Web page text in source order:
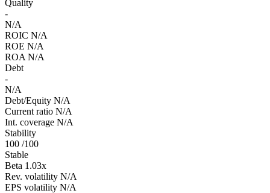
Quality
-
N/A
ROIC N/A
ROE N/A
ROA N/A
Debt
-
N/A
Debt/Equity N/A
Current ratio N/A
Int. coverage N/A
Stability
100 /100
Stable
Beta 1.03x
Rev. volatility N/A
EPS volatility N/A